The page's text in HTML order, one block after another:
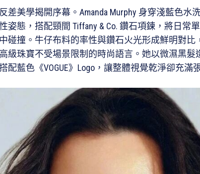
差美學揭開序幕。Amanda Murphy 身穿淺藍色水
姿態，搭配頸間 Tiffany & Co. 鑽石項鍊，將日常
碰撞。牛仔布料的率性與鑽石火光形成鮮明對比
級珠寶不受場景限制的時尚語言。她以微濕黑髮
配藍色《VOGUE》Logo，讓整體視覺乾淨卻充滿